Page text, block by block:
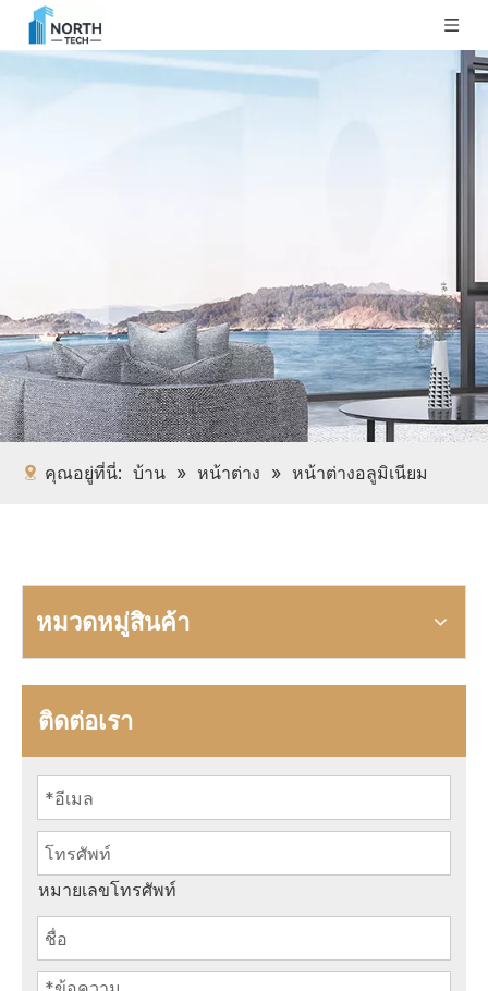
คุณอยู่ที่นี่: บ้าน » หน้าต่าง » หน้าต่างอลูมิเนียม
หมวดหมู่สินค้า
ติดต่อเรา
หมายเลขโทรศัพท์